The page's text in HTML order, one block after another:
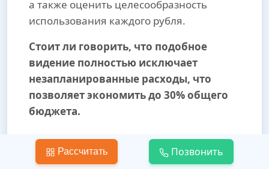
а также оценить целесообразность
использования каждого рубля.
Стоит ли говорить, что подобное
видение полностью исключает
незапланированные расходы, что
позволяет экономить до 30% общего
бюджета.
Рассчитать Позвонить